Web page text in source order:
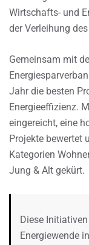
Wirtschafts- und
der Verleihung
Gemeinsam mit
Jahr die besten
Energieeffizienz.
eingereicht, eine
Projekte bewertet
Kategorien
Jung & Alt gekürt.
Diese
Energiewende